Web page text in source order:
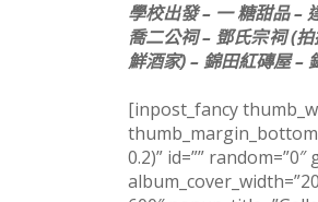
學校出發 – 一 糖甜品 –
喬二公祠 – 鄧氏宗祠 (
鮮酒家) – 錦田紅磚屋 –
[inpost_fancy
0.2)” id=””